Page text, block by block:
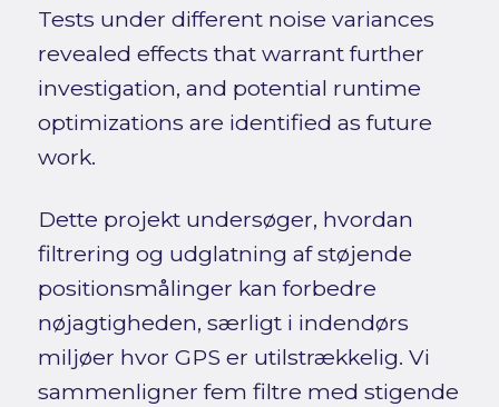
Tests under different noise variances
revealed effects that warrant further
investigation, and potential runtime
optimizations are identified as future
work.
Dette projekt undersøger, hvordan
filtrering og udglatning af støjende
positionsmålinger kan forbedre
nøjagtigheden, særligt i indendørs
miljøer hvor GPS er utilstrækkelig. Vi
sammenligner fem filtre med stigende